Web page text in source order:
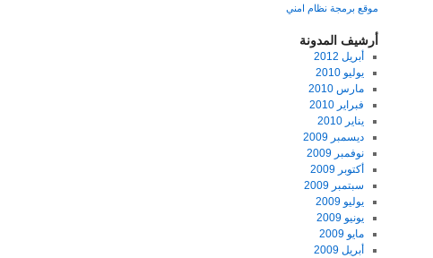
موقع برمجة نظام امني
أرشيف المدونة
أبريل 2012
يوليو 2010
مارس 2010
فبراير 2010
يناير 2010
ديسمبر 2009
نوفمبر 2009
أكتوبر 2009
سبتمبر 2009
يوليو 2009
يونيو 2009
مايو 2009
أبريل 2009